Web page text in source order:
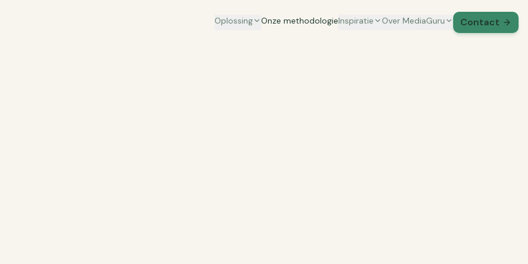
Oplossing Onze methodologieInspiratie Over MediaGuru Contact